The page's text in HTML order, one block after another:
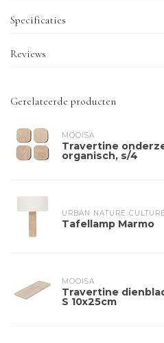
Specificaties
Reviews
Gerelateerde producten
MOOISA
Travertine
organisch, s/4
URBAN NATURE CULTURE
Tafellamp Marmo
MOOISA
Travertine
S 10x25cm